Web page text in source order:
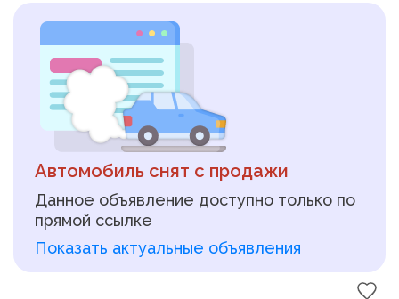
Автомобиль снят с продажи
Данное объявление доступно только по
прямой ссылке
Показать актуальные объявления